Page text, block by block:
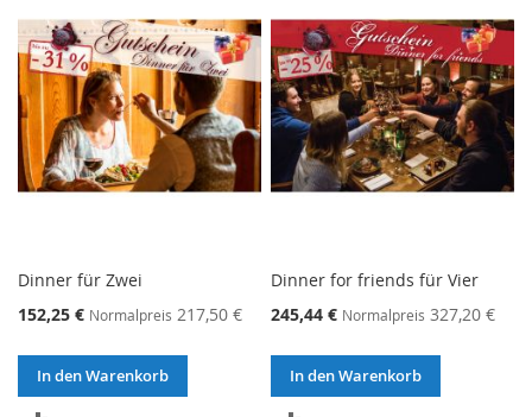
HINZUFÜGEN
HINZUFÜGEN
Dinner für Zwei
152,25 € Normalpreis 217,50 €
In den Warenkorb
Dinner for friends für Vier
245,44 € Normalpreis 327,20 €
In den Warenkorb